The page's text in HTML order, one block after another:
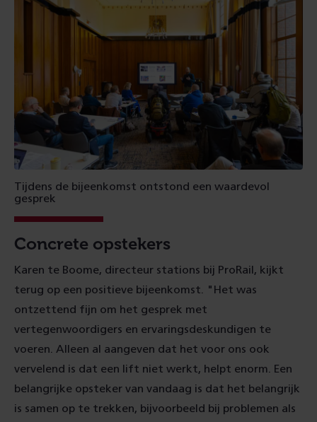
Tijdens de bijeenkomst ontstond een waardevol
gesprek
Concrete opstekers
Karen te Boome, directeur stations bij ProRail, kijkt
terug op een positieve bijeenkomst. "Het was
ontzettend fijn om het gesprek met
vertegenwoordigers en ervaringsdeskundigen te
voeren. Alleen al aangeven dat het voor ons ook
vervelend is dat een lift niet werkt, helpt enorm. Een
belangrijke opsteker van vandaag is dat het belangrijk
is samen op te trekken, bijvoorbeeld bij problemen als